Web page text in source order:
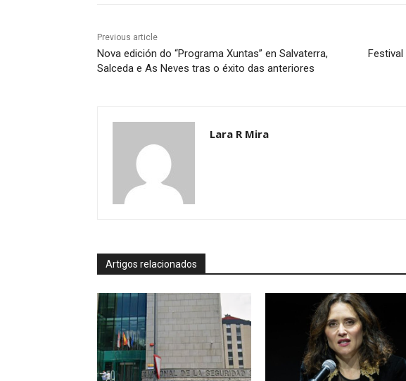
Previous article
Nova edición do “Programa Xuntas” en Salvaterra,
Salceda e As Neves tras o éxito das anteriores
Lara R Mira
Artigos relacionados